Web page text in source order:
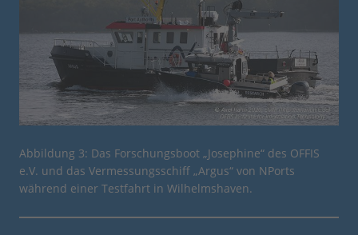
Abbildung 3: Das Forschungsboot „Josephine“ des OFFIS
e.V. und das Vermessungsschiff „Argus“ von NPorts
während einer Testfahrt in Wilhelmshaven.